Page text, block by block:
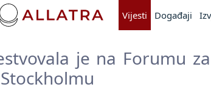
Vijesti Događaji
je na Forumu